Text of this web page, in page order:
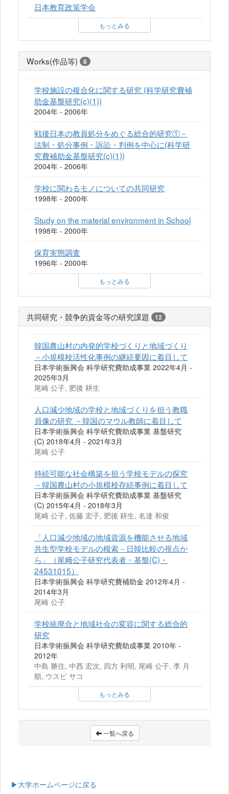
日本教育政策学会
もっとみる
Works(作品等) 8
学校施設の複合化に関する研究 (科学研究費補
助金基盤研究(c)(1))
2004年 - 2006年
戦後日本の教員処分をめぐる総合的研究①－
法制・処分事例・訴訟・判例を中心に(科学研
究費補助金基盤研究(c)(1))
2004年 - 2006年
学校に関わるモノについての共同研究
1998年 - 2000年
Study on the material environment in School
1998年 - 2000年
保育実態調査
1996年 - 2000年
もっとみる
共同研究・競争的資金等の研究課題 12
韓国農山村の内発的学校づくりと地域づくり
－小規模校活性化事例の継続要因に着目して
日本学術振興会 科学研究費助成事業 2022年4月 -
2025年3月
尾崎 公子, 肥後 耕生
人口減少地域の学校と地域づくりを担う教職
員像の研究 －韓国のマウル教師に着目して
日本学術振興会 科学研究費助成事業 基盤研究
(C) 2018年4月 - 2021年3月
尾崎 公子
持続可能な社会構築を担う学校モデルの探究
－韓国農山村の小規模校存続事例に着目して
日本学術振興会 科学研究費助成事業 基盤研究
(C) 2015年4月 - 2018年3月
尾崎 公子, 佐藤 宏子, 肥後 耕生, 名達 和俊
「人口減少地域の地域資源を機能させる地域
共生型学校モデルの模索－日韓比較の視点か
ら」（尾﨑公子研究代表者・基盤(C)・
24531015）
日本学術振興会 科学研究費補助金 2012年4月 -
2014年3月
尾崎 公子
学校統廃合と地域社会の変容に関する総合的
研究
日本学術振興会 科学研究費助成事業 2010年 -
2012年
中島 勝住, 中西 宏次, 四方 利明, 尾崎 公子, 李 月
順, ウスビ サコ
もっとみる
一覧へ戻る
▶大学ホームページに戻る